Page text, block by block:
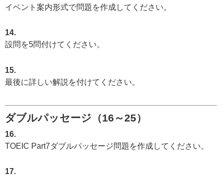
イベント案内形式で問題を作成してください。
14.
設問を5問付けてください。
15.
最後に詳しい解説を付けてください。
ダブルパッセージ（16～25）
16.
TOEIC Part7ダブルパッセージ問題を作成してください。
17.